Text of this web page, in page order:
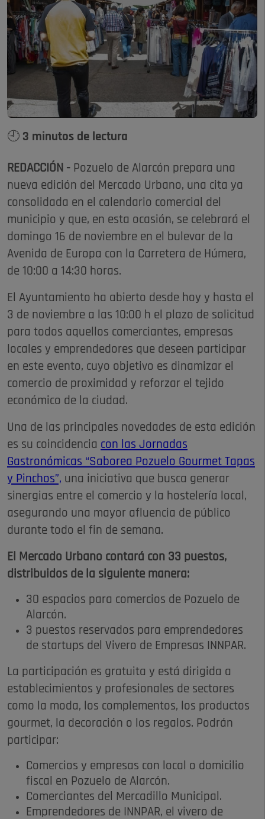
🕘 3 minutos de lectura
REDACCIÓN - Pozuelo de Alarcón prepara una
nueva edición del Mercado Urbano, una cita ya
consolidada en el calendario comercial del
municipio y que, en esta ocasión, se celebrará el
domingo 16 de noviembre en el bulevar de la
Avenida de Europa con la Carretera de Húmera,
de 10:00 a 14:30 horas.
El Ayuntamiento ha abierto desde hoy y hasta el
3 de noviembre a las 10:00 h el plazo de solicitud
para todos aquellos comerciantes, empresas
locales y emprendedores que deseen participar
en este evento, cuyo objetivo es dinamizar el
comercio de proximidad y reforzar el tejido
económico de la ciudad.
Una de las principales novedades de esta edición
es su coincidencia con las Jornadas
Gastronómicas “Saborea Pozuelo Gourmet Tapas
y Pinchos”, una iniciativa que busca generar
sinergias entre el comercio y la hostelería local,
asegurando una mayor afluencia de público
durante todo el fin de semana.
El Mercado Urbano contará con 33 puestos,
distribuidos de la siguiente manera:
30 espacios para comercios de Pozuelo de
Alarcón.
3 puestos reservados para emprendedores
de startups del Vivero de Empresas INNPAR.
La participación es gratuita y está dirigida a
establecimientos y profesionales de sectores
como la moda, los complementos, los productos
gourmet, la decoración o los regalos. Podrán
participar:
Comercios y empresas con local o domicilio
fiscal en Pozuelo de Alarcón.
Comerciantes del Mercadillo Municipal.
Emprendedores de INNPAR, el vivero de